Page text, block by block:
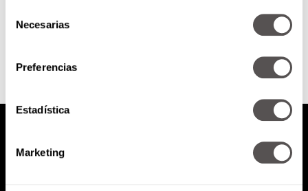
Necesarias
Preferencias
Estadística
Marketing